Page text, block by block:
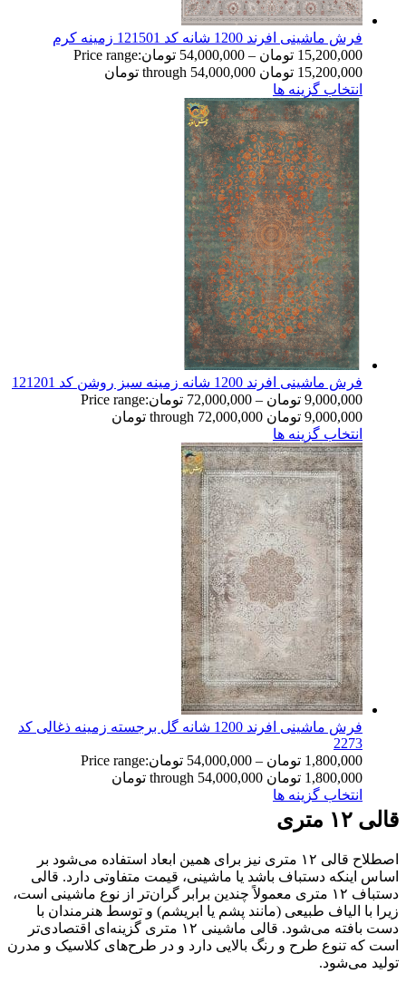
فرش ماشینی افرند 1200 شانه کد 121501 زمینه کرم
15,200,000 تومان –
54,000,000 تومانPrice range:
15,200,000 تومان through 54,000,000 تومان
انتخاب گزینه ها
فرش ماشینی افرند 1200 شانه زمینه سبز روشن کد 121201
9,000,000 تومان –
72,000,000 تومانPrice range:
9,000,000 تومان through 72,000,000 تومان
انتخاب گزینه ها
فرش ماشینی افرند 1200 شانه گل برجسته زمینه ذغالی کد
2273
1,800,000 تومان –
54,000,000 تومانPrice range:
1,800,000 تومان through 54,000,000 تومان
انتخاب گزینه ها
قالی ۱۲ متری
اصطلاح قالی ۱۲ متری نیز برای همین ابعاد استفاده می‌شود بر
اساس اینکه دستباف باشد یا ماشینی، قیمت متفاوتی دارد. قالی
دستباف ۱۲ متری معمولاً چندین برابر گران‌تر از نوع ماشینی است،
زیرا با الیاف طبیعی (مانند پشم یا ابریشم) و توسط هنرمندان با
دست بافته می‌شود. قالی ماشینی ۱۲ متری گزینه‌ای اقتصادی‌تر
است که تنوع طرح و رنگ بالایی دارد و در طرح‌های کلاسیک و مدرن
تولید می‌شود.